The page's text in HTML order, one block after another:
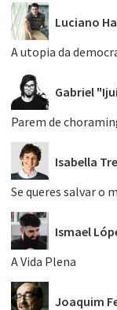
Luciano
A utopia da
Gabriel
Parem de
Isabella
Se queres salvar o
Ismael
A Vida Plena
Joaquim